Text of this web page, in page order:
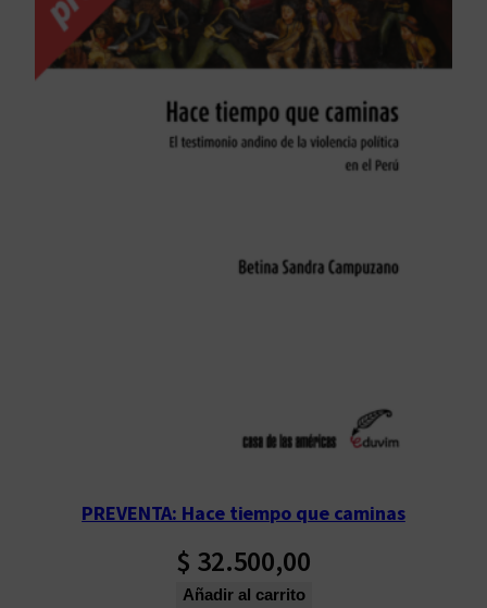
PREVENTA: Hace tiempo que caminas
$ 32.500,00
Añadir al carrito